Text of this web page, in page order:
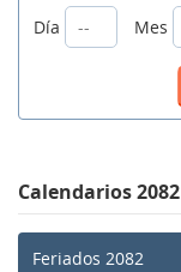
Día
Mes
Calendarios 2082
Feriados 2082